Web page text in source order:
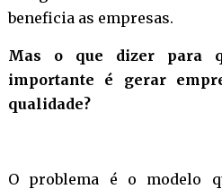
beneficia as empresas.
Mas o que dizer para
importante é gerar
qualidade?
O problema é o modelo